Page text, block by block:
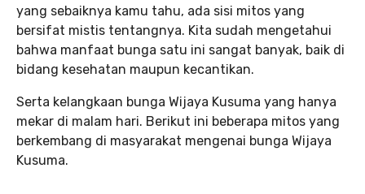
yang sebaiknya kamu tahu, ada sisi mitos yang
bersifat mistis tentangnya. Kita sudah mengetahui
bahwa manfaat bunga satu ini sangat banyak, baik di
bidang kesehatan maupun kecantikan.
Serta kelangkaan bunga Wijaya Kusuma yang hanya
mekar di malam hari. Berikut ini beberapa mitos yang
berkembang di masyarakat mengenai bunga Wijaya
Kusuma.